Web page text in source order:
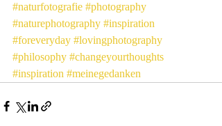
#naturfotografie #photography
#naturephotography #inspiration
#foreveryday #lovingphotography
#philosophy #changeyourthoughts
#inspiration #meinegedanken